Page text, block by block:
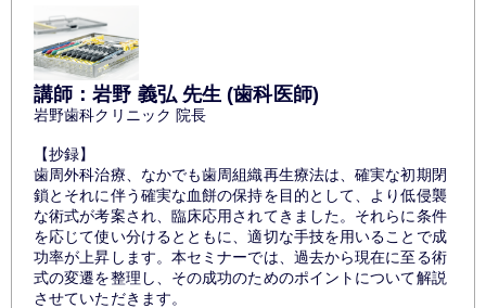
講師：岩野 義弘 先生 (歯科医師)
岩野歯科クリニック 院長
【抄録】
歯周外科治療、なかでも歯周組織再生療法は、確実な初期閉
鎖とそれに伴う確実な血餅の保持を目的として、より低侵襲
な術式が考案され、臨床応用されてきました。それらに条件
を応じて使い分けるとともに、適切な手技を用いることで成
功率が上昇します。本セミナーでは、過去から現在に至る術
式の変遷を整理し、その成功のためのポイントについて解説
させていただきます。